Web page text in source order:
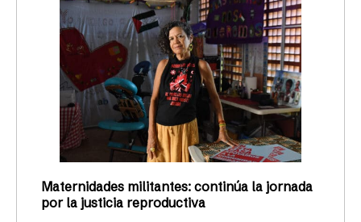
Maternidades militantes: continúa la jornada
por la justicia reproductiva